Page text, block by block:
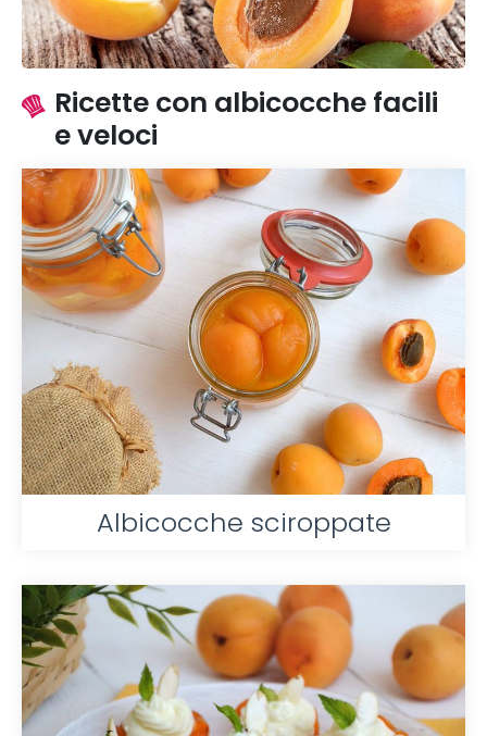
Ricette con albicocche facili
e veloci
Albicocche sciroppate